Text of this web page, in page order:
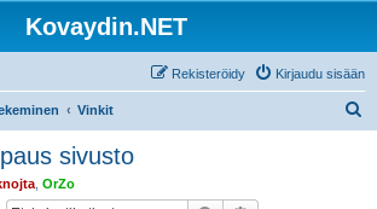
Kovaydin.NET
Kirjaudu sisään
Rekisteröidy
Vinkit
sivusto
OrZo